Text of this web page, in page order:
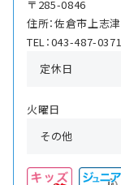
〒285-0846
住所：佐倉市上志
TEL：043-487-0371
定休日
火曜日
その他